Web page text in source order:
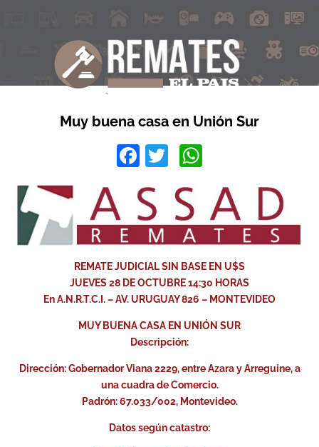
Muy buena casa en Unión Sur
Facebook
Twitter
REMATE JUDICIAL SIN BASE EN U$S
JUEVES 28 DE OCTUBRE 14:30 HORAS
En A.N.R.T.C.I. – AV. URUGUAY 826 – MONTEVIDEO
MUY BUENA CASA EN UNIÓN SUR
Descripción:
Dirección: Gobernador Viana 2229, entre Azara y Arreguine, a
una cuadra de Comercio.
Padrón: 67.033/002, Montevideo.
Datos según catastro: